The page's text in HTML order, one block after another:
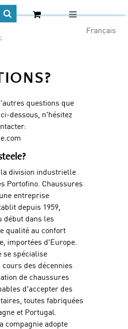
questions que
dessous, n'hésitez
division industrielle
Portofino. Chaussures
entreprise
depuis 1959,
début dans les
qualité au confort
importées d'Europe.
se spécialise
cours des décennies
de chaussures
d'accepter des
toutes fabriquées
et Portugal.
compagnie adopte